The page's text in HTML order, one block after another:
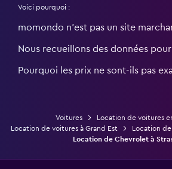
Voici pourquoi :
momondo n'est pas un site
Nous recueillons des données
Pourquoi les prix ne sont-ils pas
Voitures
Location de voitures
Location de voitures à Grand Est
Location
Location de Chevrolet à